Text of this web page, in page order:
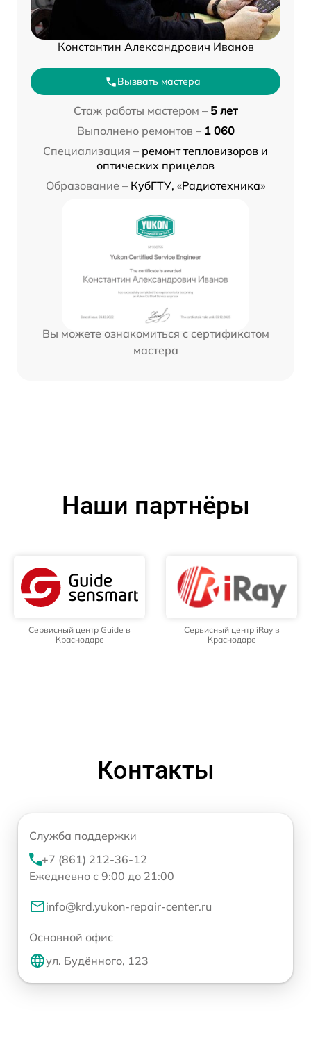
Константин Александрович Иванов
Вызвать мастера
Стаж работы мастером – 5 лет
Выполнено ремонтов – 1 060
Специализация – ремонт тепловизоров и
оптических прицелов
Образование – КубГТУ, «Радиотехника»
Вы можете ознакомиться с сертификатом
мастера
Наши партнёры
Сервисный центр Guide в
Краснодаре
Сервисный центр iRay в
Краснодаре
Контакты
Служба поддержки
+7 (861) 212-36-12
Ежедневно с 9:00 до 21:00
info@krd.yukon-repair-center.ru
Основной офис
ул. Будённого, 123